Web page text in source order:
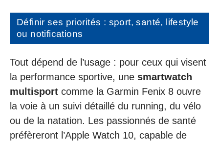
Définir ses priorités : sport, santé, lifestyle
ou notifications
Tout dépend de l’usage : pour ceux qui visent
la performance sportive, une smartwatch
multisport comme la Garmin Fenix 8 ouvre
la voie à un suivi détaillé du running, du vélo
ou de la natation. Les passionnés de santé
préfèreront l’Apple Watch 10, capable de